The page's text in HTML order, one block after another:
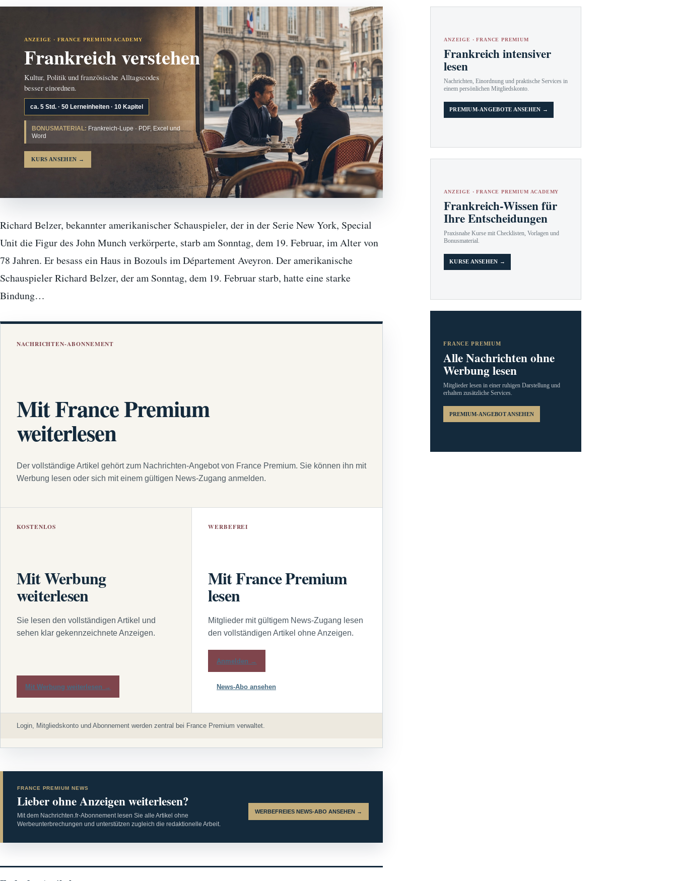
ANZEIGE · FRANCE PREMIUM ACADEMY
Frankreich verstehen
Kultur, Politik und französische Alltagscodes
besser einordnen.
ca. 5 Std. · 50 Lerneinheiten · 10 Kapitel
BONUSMATERIAL: Frankreich-Lupe · PDF, Excel und
Word
KURS ANSEHEN →
Richard Belzer, bekannter amerikanischer Schauspieler, der in der Serie New York, Special
Unit die Figur des John Munch verkörperte, starb am Sonntag, dem 19. Februar, im Alter von
78 Jahren. Er besass ein Haus in Bozouls im Département Aveyron. Der amerikanische
Schauspieler Richard Belzer, der am Sonntag, dem 19. Februar starb, hatte eine starke
Bindung…
NACHRICHTEN-ABONNEMENT
Mit France Premium
weiterlesen
Der vollständige Artikel gehört zum Nachrichten-Angebot von France Premium. Sie können ihn mit
Werbung lesen oder sich mit einem gültigen News-Zugang anmelden.
KOSTENLOS
Mit Werbung
weiterlesen
Sie lesen den vollständigen Artikel und
sehen klar gekennzeichnete Anzeigen.
Mit Werbung weiterlesen →
WERBEFREI
Mit France Premium
lesen
Mitglieder mit gültigem News-Zugang lesen
den vollständigen Artikel ohne Anzeigen.
Anmelden →
News-Abo ansehen
Login, Mitgliedskonto und Abonnement werden zentral bei France Premium verwaltet.
FRANCE PREMIUM NEWS
Lieber ohne Anzeigen weiterlesen?
Mit dem Nachrichten.fr-Abonnement lesen Sie alle Artikel ohne
Werbeunterbrechungen und unterstützen zugleich die redaktionelle Arbeit.
WERBEFREIES NEWS-ABO ANSEHEN →
ANZEIGE · FRANCE PREMIUM
Frankreich intensiver
lesen
Nachrichten, Einordnung und praktische Services in
einem persönlichen Mitgliedskonto.
PREMIUM-ANGEBOTE ANSEHEN →
ANZEIGE · FRANCE PREMIUM ACADEMY
Frankreich-Wissen für
Ihre Entscheidungen
Praxisnahe Kurse mit Checklisten, Vorlagen und
Bonusmaterial.
KURSE ANSEHEN →
FRANCE PREMIUM
Alle Nachrichten ohne
Werbung lesen
Mitglieder lesen in einer ruhigen Darstellung und
erhalten zusätzliche Services.
PREMIUM-ANGEBOT ANSEHEN